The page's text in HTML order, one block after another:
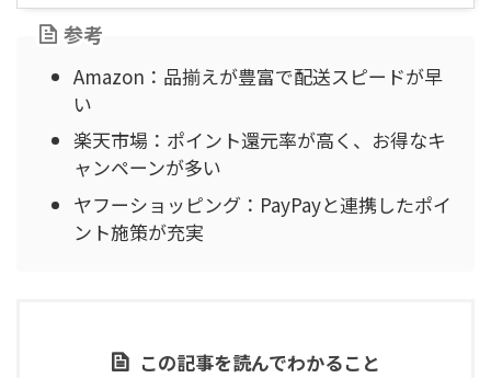
参考
Amazon：品揃えが豊富で配送スピードが早
い
楽天市場：ポイント還元率が高く、お得なキ
ャンペーンが多い
ヤフーショッピング：PayPayと連携したポイ
ント施策が充実
この記事を読んでわかること